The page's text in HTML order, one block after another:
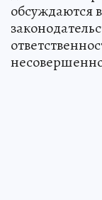
обсуждаются